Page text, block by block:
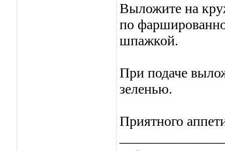
Выложите на
по
шпажкой.
При подаче
зеленью.
Приятного